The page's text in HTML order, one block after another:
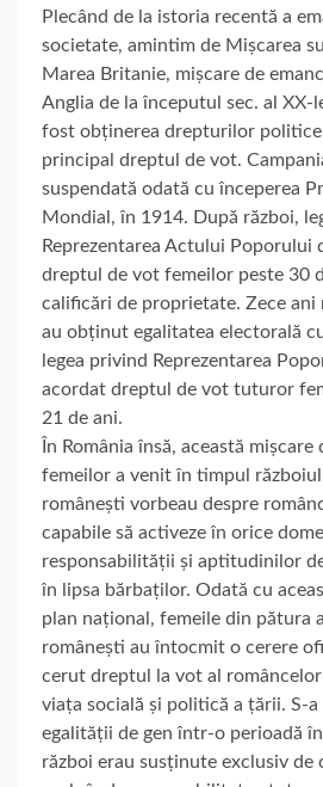
Plecând de la istoria recentă a
societate, amintim de Mișcarea
Marea Britanie, mișcare de
Anglia de la începutul sec. al XX-
fost obținerea drepturilor
principal dreptul de vot.
suspendată odată cu începerea
Mondial, în 1914. După război,
Reprezentarea Actului Poporului
dreptul de vot femeilor peste 30
calificări de proprietate. Zece ani
au obținut egalitatea electorală
legea privind Reprezentarea
acordat dreptul de vot tuturor
21 de ani.
În România însă, această mișcare
femeilor a venit în timpul
românești vorbeau despre
capabile să activeze în orice
responsabilității și aptitudinilor
în lipsa bărbaților. Odată cu
plan național, femeile din pătura
românești au întocmit o cerere
cerut dreptul la vot al
viața socială și politică a țării. S-a
egalității de gen într-o perioadă
război erau susținute exclusiv de